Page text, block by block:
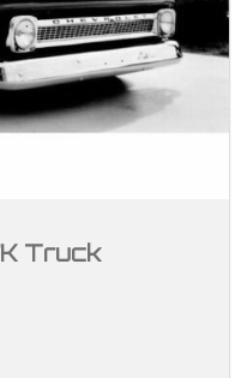
Truck